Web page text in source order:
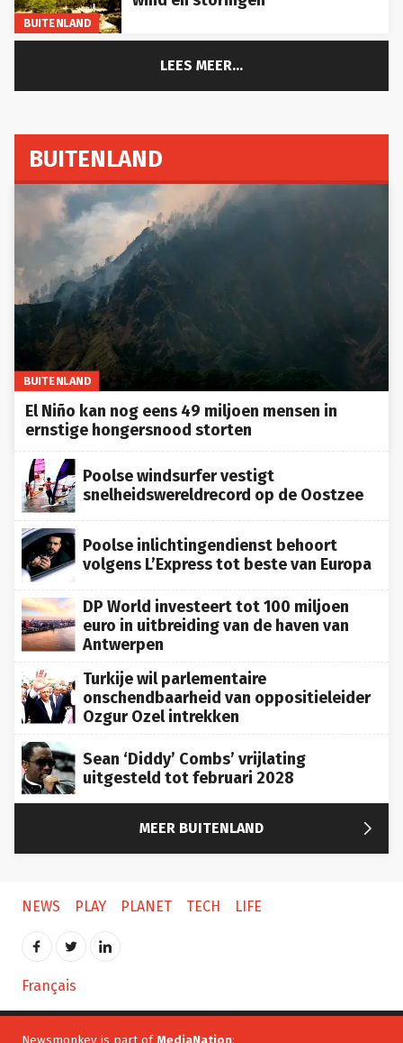
BUITENLAND
LEES MEER...
BUITENLAND
BUITENLAND
El Niño kan nog eens 49 miljoen mensen in
ernstige hongersnood storten
Poolse windsurfer vestigt
snelheidswereldrecord op de Oostzee
Poolse inlichtingendienst behoort
volgens L’Express tot beste van Europa
DP World investeert tot 100 miljoen
euro in uitbreiding van de haven van
Antwerpen
Turkije wil parlementaire
onschendbaarheid van oppositieleider
Ozgur Ozel intrekken
Sean ‘Diddy’ Combs’ vrijlating
uitgesteld tot februari 2028
MEER BUITENLAND 
NEWS PLAY PLANET TECH LIFE
Français